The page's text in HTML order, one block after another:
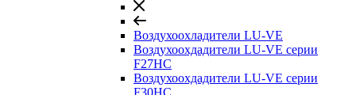
Воздухоохладители LU-VE
Воздухоохдадители LU-VE серии
F27HC
Воздухоохдадители LU-VE серии
F30HC